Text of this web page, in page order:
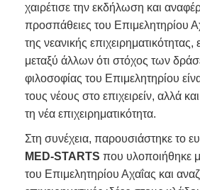
χαιρέτισε την εκδήλωση και
προσπάθειες του Επιμελητηρίου
της νεανικής επιχειρηματικότητας,
μεταξύ άλλων ότι στόχος των
φιλοσοφίας του Επιμελητηρίου
τους νέους στο επιχειρείν, αλλά
τη νέα επιχειρηματικότητα.
Στη συνέχεια, παρουσιάστηκε το
MED-STARTS που υλοποιήθηκε
του Επιμελητηρίου Αχαΐας και